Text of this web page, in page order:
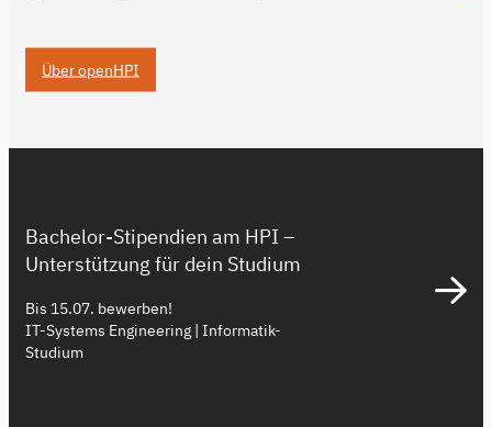
Über openHPI
Bachelor-Stipendien am HPI –
Unterstützung für dein Studium
Bis 15.07. bewerben!
IT-Systems Engineering | Informatik-
Studium